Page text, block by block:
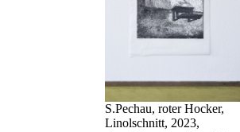
S.Pechau, roter Hocker,
Linolschnitt, 2023,